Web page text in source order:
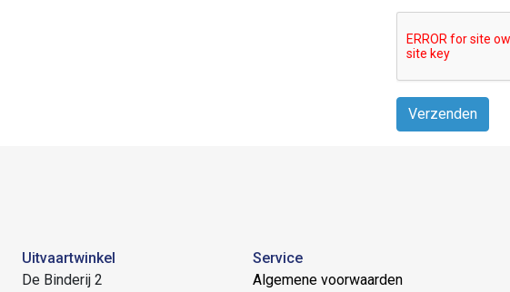
Verzenden
Uitvaartwinkel
De Binderij 2
Service
Algemene voorwaarden